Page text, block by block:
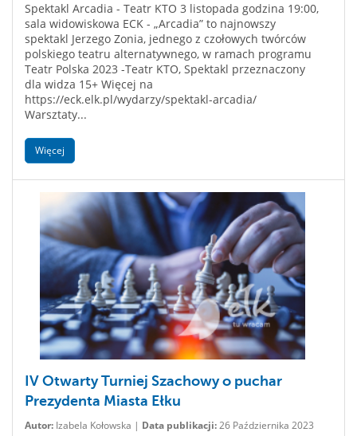
Spektakl Arcadia - Teatr KTO 3 listopada godzina 19:00,
sala widowiskowa ECK - „Arcadia” to najnowszy
spektakl Jerzego Zonia, jednego z czołowych twórców
polskiego teatru alternatywnego, w ramach programu
Teatr Polska 2023 -Teatr KTO, Spektakl przeznaczony
dla widza 15+ Więcej na
https://eck.elk.pl/wydarzy/spektakl-arcadia/
Warsztaty...
Więcej
IV Otwarty Turniej Szachowy o puchar
Prezydenta Miasta Ełku
Autor: Izabela Kołowska | Data publikacji:26 Października 2023